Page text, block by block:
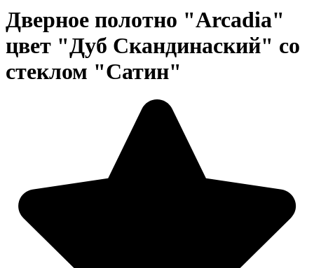
Дверное полотно "Arcadia"
цвет "Дуб Скандинаский" со
стеклом "Сатин"